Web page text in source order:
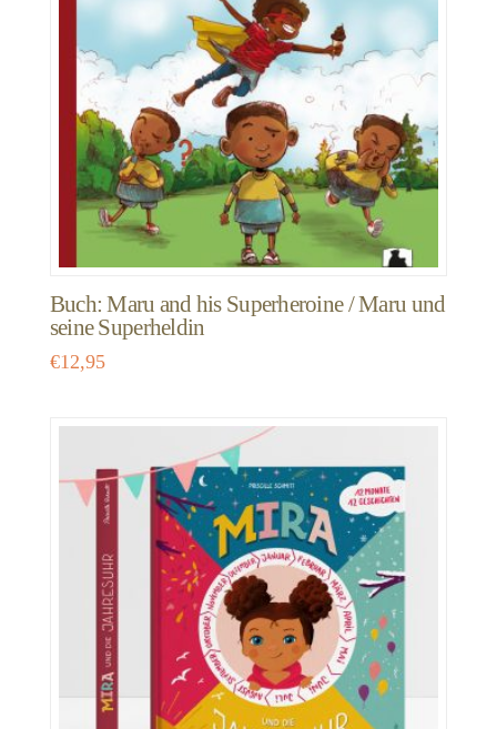
Buch: Maru and his Superheroine / Maru und
seine Superheldin
€12,95